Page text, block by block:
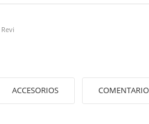
Revi
ACCESORIOS